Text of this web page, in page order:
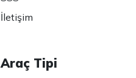
İletişim
Araç Tipi